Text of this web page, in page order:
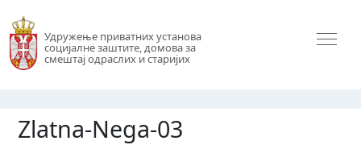
Удружење приватних установа
социјалне заштите, домова за
смештај одраслих и старијих
Zlatna-Nega-03